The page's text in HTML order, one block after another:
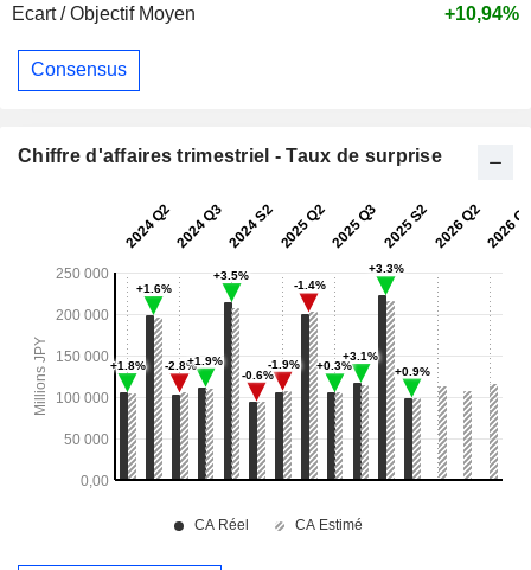
Ecart / Objectif Moyen
+10,94%
Consensus
Chiffre d'affaires trimestriel - Taux de surprise